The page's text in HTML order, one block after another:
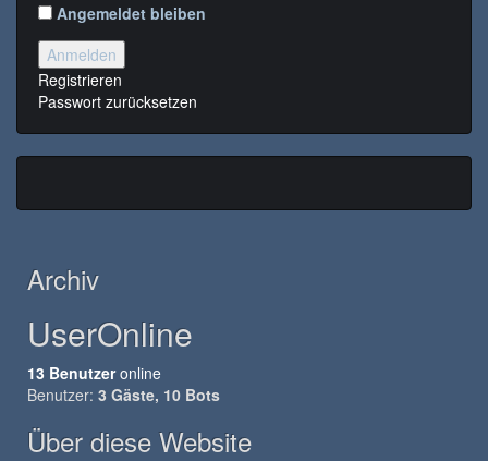
Angemeldet bleiben
Anmelden
Registrieren
Passwort zurücksetzen
Archiv
UserOnline
13 Benutzeronline
Benutzer: 3 Gäste, 10 Bots
Über diese Website